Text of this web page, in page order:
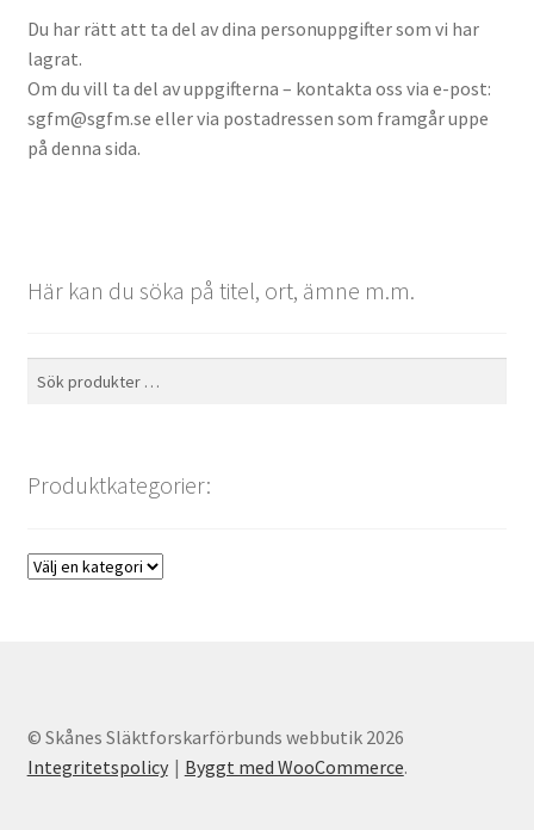
Du har rätt att ta del av dina personuppgifter som vi har
lagrat.
Om du vill ta del av uppgifterna – kontakta oss via e-post:
sgfm@sgfm.se eller via postadressen som framgår uppe
på denna sida.
Här kan du söka på titel, ort, ämne m.m.
Produktkategorier:
© Skånes Släktforskarförbunds webbutik 2026
Integritetspolicy
Byggt med WooCommerce.